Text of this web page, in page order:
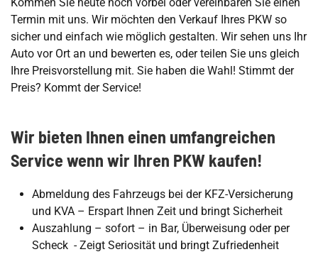
Termin mit uns. Wir möchten den Verkauf Ihres PKW so
sicher und einfach wie möglich gestalten. Wir sehen uns Ihr
Auto vor Ort an und bewerten es, oder teilen Sie uns gleich
Ihre Preisvorstellung mit. Sie haben die Wahl! Stimmt der
Preis? Kommt der Service!
Wir bieten Ihnen einen umfangreichen
Service wenn wir Ihren PKW kaufen!
Abmeldung des Fahrzeugs bei der KFZ-Versicherung
und KVA – Erspart Ihnen Zeit und bringt Sicherheit
Auszahlung – sofort – in Bar, Überweisung oder per
Scheck - Zeigt Seriosität und bringt Zufriedenheit